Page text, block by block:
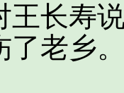
寿说
了老乡